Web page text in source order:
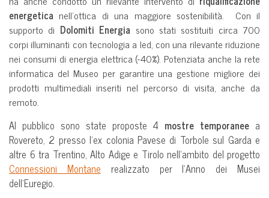
energetica nell’ottica di una maggiore sostenibilità. Con il
supporto di Dolomiti Energia sono stati sostituiti circa 700
corpi illuminanti con tecnologia a led, con una rilevante riduzione
nei consumi di energia elettrica (-40%). Potenziata anche la rete
informatica del Museo per garantire una gestione migliore dei
prodotti multimediali inseriti nel percorso di visita, anche da
remoto.
Al pubblico sono state proposte 4 mostre temporanee a
Rovereto, 2 presso l’ex colonia Pavese di Torbole sul Garda e
altre 6 tra Trentino, Alto Adige e Tirolo nell’ambito del progetto
Connessioni Montane realizzato per l’Anno dei Musei
dell’Euregio.